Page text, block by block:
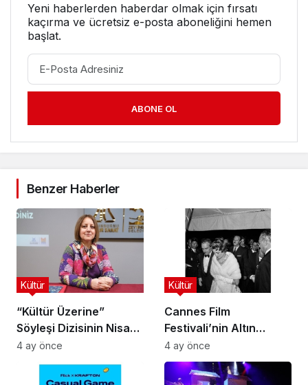
Yeni haberlerden haberdar olmak için fırsatı
kaçırma ve ücretsiz e-posta aboneliğini hemen
başlat.
ABONE OL
Benzer Haberler
“Kültür Üzerine”
Söyleşi Dizisinin Nisan
Ayı Konuğu Doç. Dr.
Gökçe Dervişoğlu
Okandan Oldu!
Kültür
4 ay önce
Cannes Film
Festivali’nin Altın
Çağını Mercek Altına
Alıyor
Kültür
4 ay önce